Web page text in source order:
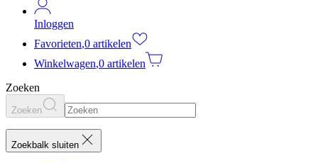
Inloggen
Favorieten,0 artikelen
Winkelwagen,0 artikelen
Zoeken
Zoeken
Zoekbalk sluiten